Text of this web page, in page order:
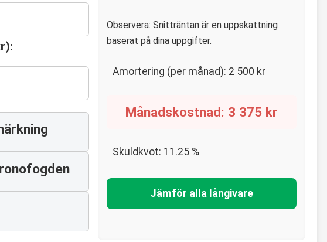
Observera: Snitträntan är en uppskattning
baserat på dina uppgifter.
Amortering (per månad): 2 500 kr
Månadskostnad: 3 375 kr
Skuldkvot: 11.25%
Jämför alla långivare